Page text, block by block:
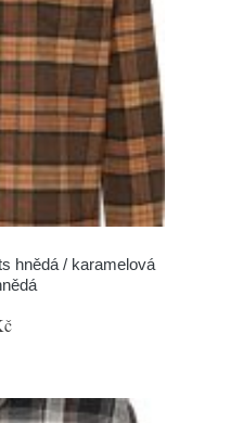
hnědá / karamelová